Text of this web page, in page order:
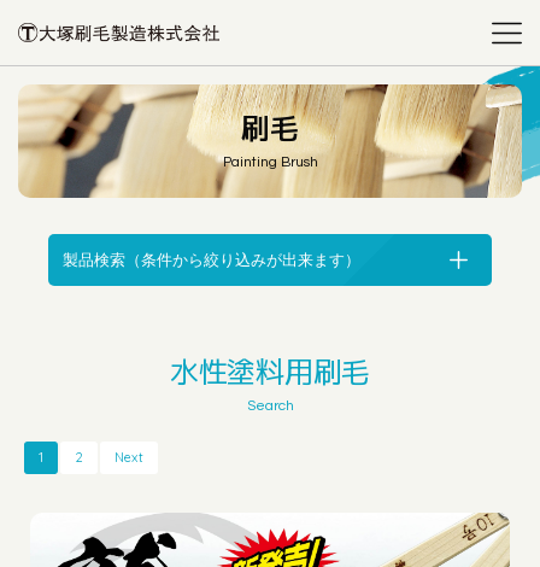
刷毛
Painting Brush
製品検索（条件から絞り込みが出来ます）
水性塗料用刷毛
Search
1 2 Next